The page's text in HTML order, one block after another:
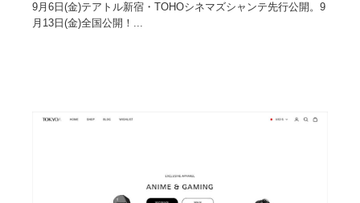
9月6日(金)テアトル新宿・TOHOシネマズシャンテ先行公開。9
月13日(金)全国公開！...